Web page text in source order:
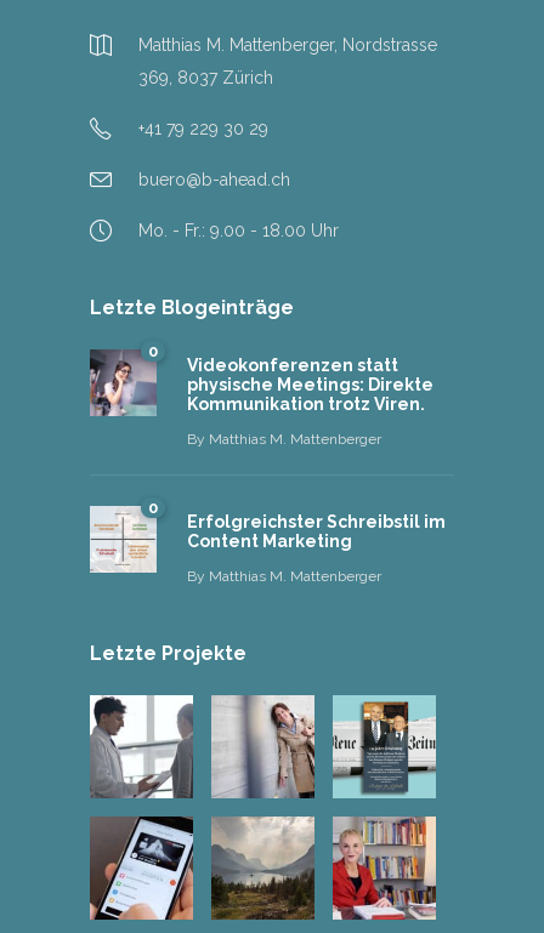
Matthias M. Mattenberger, Nordstrasse
369, 8037 Zürich
+41 79 229 30 29
buero@b-ahead.ch
Mo. - Fr.: 9.00 - 18.00 Uhr
Letzte Blogeinträge
0
Videokonferenzen statt
physische Meetings: Direkte
Kommunikation trotz Viren.
By Matthias M. Mattenberger
0
Erfolgreichster Schreibstil im
Content Marketing
By Matthias M. Mattenberger
Letzte Projekte